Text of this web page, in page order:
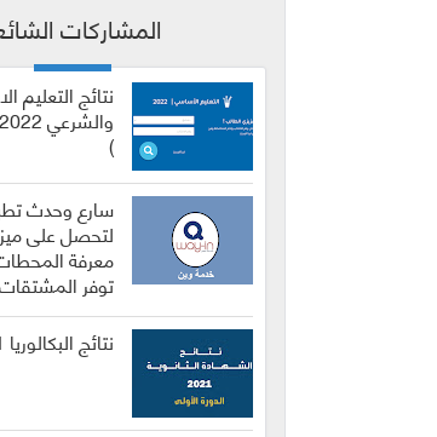
المشاركات
نتائج التعليم
)
سارع وحدث
لتحصل على
معرفة
توفر
نتائج البكالوريا 2021